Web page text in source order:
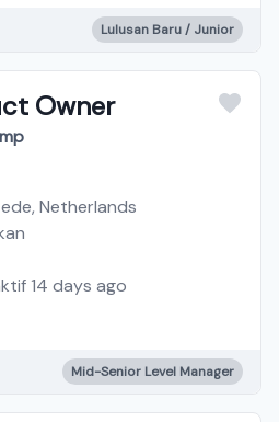
Lulusan Baru / Junior
Owner
Netherlands
14 days ago
Mid-Senior Level Manager